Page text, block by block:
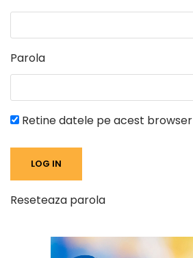
Parola
Retine datele pe acest browser
Reseteaza parola